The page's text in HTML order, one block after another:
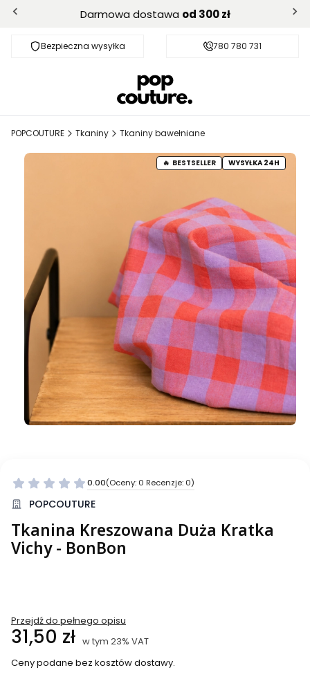
Darmowa dostawa od 300 zł
Bezpieczna wysyłka Darmowa dostawa od 300 zł
780 780 731
POPCOUTURE Tkaniny Tkaniny bawełniane
BESTSELLER WYSYŁKA 24H
0.00(Oceny: 0 Recenzje: 0)
Przejdź do sekcji Opinie
POPCOUTURE
Tkanina Kreszowana Duża Kratka
Vichy - BonBon
Przejdź do pełnego opisu
Cena
31,50 zł w tym 23% VAT
w tym 23% VAT
Ceny podane bez kosztów dostawy.